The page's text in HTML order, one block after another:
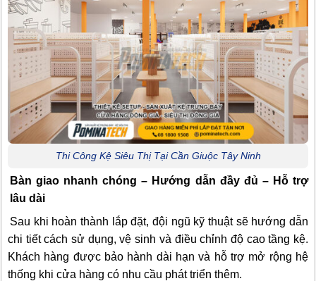
Thi Công Kệ Siêu Thị Tại Cần Giuộc Tây Ninh
Bàn giao nhanh chóng – Hướng dẫn đầy đủ – Hỗ trợ
lâu dài
Sau khi hoàn thành lắp đặt, đội ngũ kỹ thuật sẽ hướng dẫn
chi tiết cách sử dụng, vệ sinh và điều chỉnh độ cao tầng kệ.
Khách hàng được bảo hành dài hạn và hỗ trợ mở rộng hệ
thống khi cửa hàng có nhu cầu phát triển thêm.